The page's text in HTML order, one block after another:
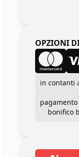
OPZIONI
in contanti
bonifico